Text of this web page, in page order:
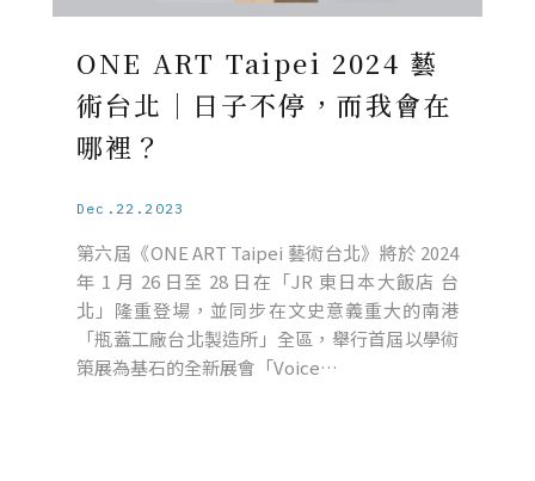
ONE ART Taipei 2024 藝
術台北｜日子不停，而我會在
哪裡？
Dec.22.2023
第六屆《ONE ART Taipei 藝術台北》將於 2024
年 1 月 26 日至 28 日在「JR 東日本大飯店 台
北」隆重登場，並同步在文史意義重大的南港
「瓶蓋工廠台北製造所」全區，舉行首屆以學術
策展為基石的全新展會「Voice…